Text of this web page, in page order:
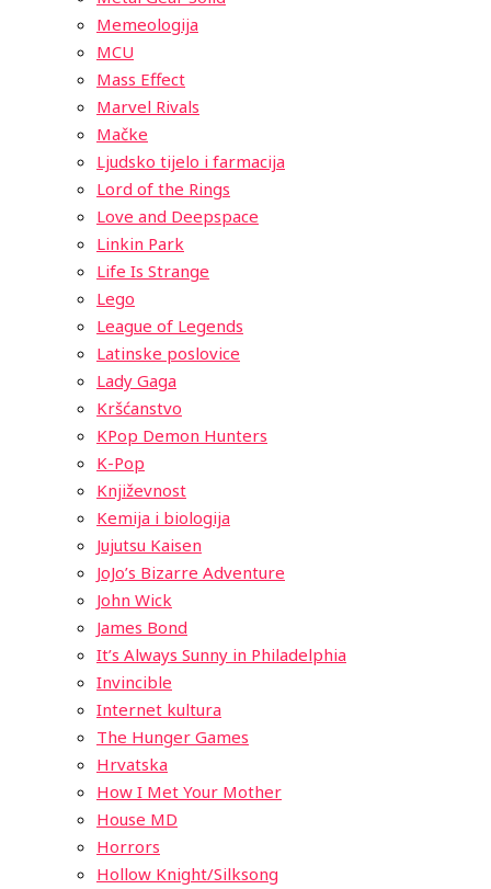
Memeologija
MCU
Mass Effect
Marvel Rivals
Mačke
Ljudsko tijelo i farmacija
Lord of the Rings
Love and Deepspace
Linkin Park
Life Is Strange
Lego
League of Legends
Latinske poslovice
Lady Gaga
Kršćanstvo
KPop Demon Hunters
K-Pop
Književnost
Kemija i biologija
Jujutsu Kaisen
JoJo’s Bizarre Adventure
John Wick
James Bond
It’s Always Sunny in Philadelphia
Invincible
Internet kultura
The Hunger Games
Hrvatska
How I Met Your Mother
House MD
Horrors
Hollow Knight/Silksong